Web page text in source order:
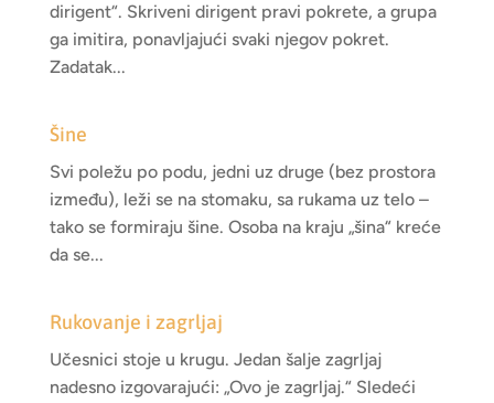
dirigent“. Skriveni dirigent pravi pokrete, a grupa
ga imitira, ponavljajući svaki njegov pokret.
Zadatak...
Šine
Svi poležu po podu, jedni uz druge (bez prostora
između), leži se na stomaku, sa rukama uz telo –
tako se formiraju šine. Osoba na kraju „šina“ kreće
da se...
Rukovanje i zagrljaj
Učesnici stoje u krugu. Jedan šalje zagrljaj
nadesno izgovarajući: „Ovo je zagrljaj.“ Sledeći